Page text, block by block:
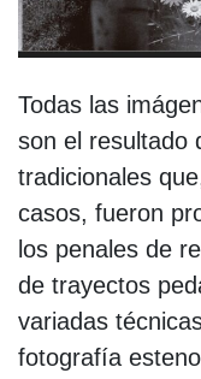
Todas las
son el resultado
tradicionales
casos, fueron
los penales de
de trayectos
variadas
fotografía